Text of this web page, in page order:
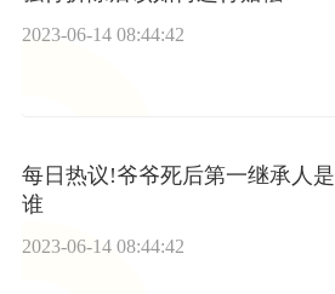
2023-06-14 08:44:42
每日热议!爷爷死后第一继承人是
谁
2023-06-14 08:44:42